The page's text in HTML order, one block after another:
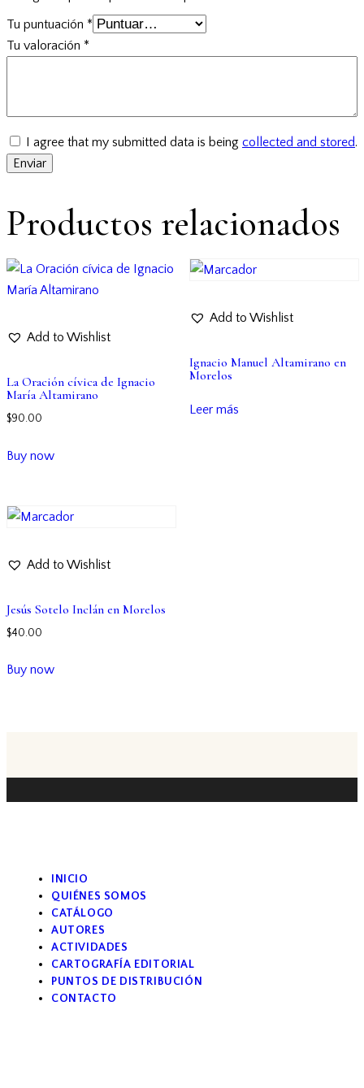
Tu puntuación *
Tu valoración *
I agree that my submitted data is being collected and stored.
Productos relacionados
Add to Wishlist
La Oración cívica de Ignacio
María Altamirano
$90.00
Buy now
Add to Wishlist
Ignacio Manuel Altamirano en
Morelos
Leer más
Add to Wishlist
Jesús Sotelo Inclán en Morelos
$40.00
Buy now
INICIO
QUIÉNES SOMOS
CATÁLOGO
AUTORES
ACTIVIDADES
CARTOGRAFÍA EDITORIAL
PUNTOS DE DISTRIBUCIÓN
CONTACTO